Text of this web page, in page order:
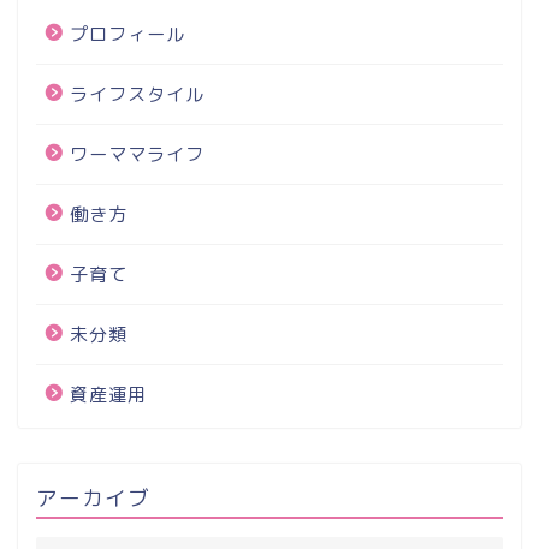
プロフィール
ライフスタイル
ワーママライフ
働き方
子育て
未分類
資産運用
アーカイブ